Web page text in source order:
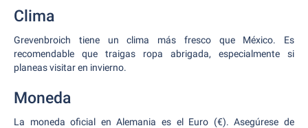
Clima
Grevenbroich tiene un clima más fresco que México. Es
recomendable que traigas ropa abrigada, especialmente si
planeas visitar en invierno.
Moneda
La moneda oficial en Alemania es el Euro (€). Asegúrese de